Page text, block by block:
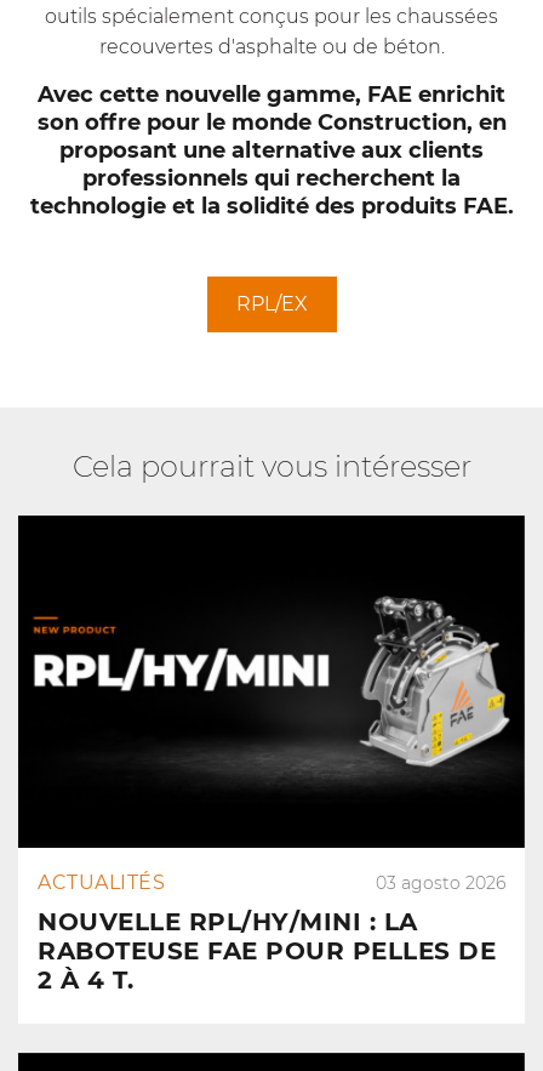
outils spécialement conçus pour les chaussées
recouvertes d'asphalte ou de béton.
Avec cette nouvelle gamme, FAE enrichit
son offre pour le monde Construction, en
proposant une alternative aux clients
professionnels qui recherchent la
technologie et la solidité des produits FAE.
RPL/EX
Cela pourrait vous intéresser
ACTUALITÉS 03 agosto 2026
NOUVELLE RPL/HY/MINI : LA
RABOTEUSE FAE POUR PELLES DE
2 À 4 T.